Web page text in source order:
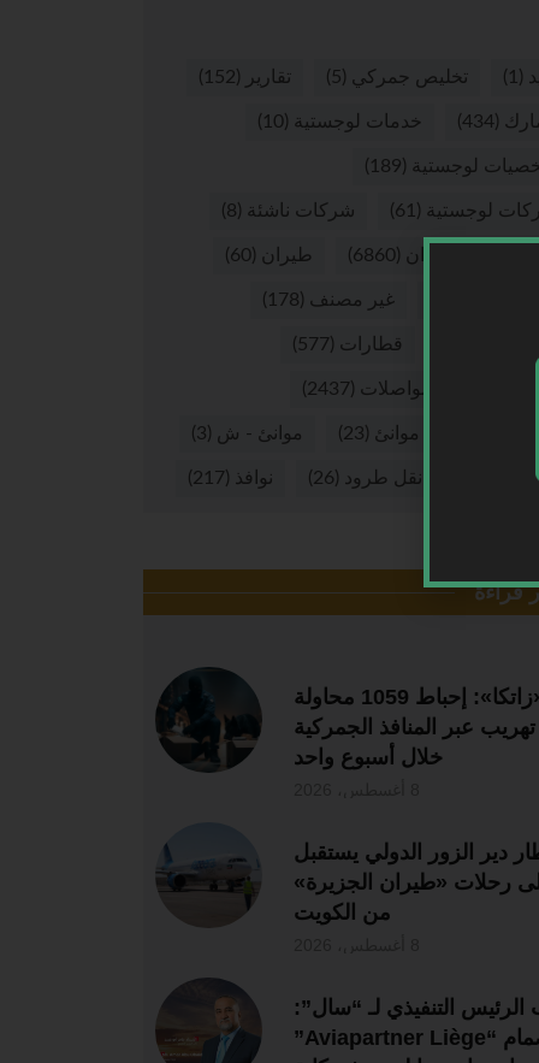
(1) تخليص جمركي (5) تقارير (152)
(434) خدمات لوجستية (10)
لوجستية (189)
لوجستية (61) شركات ناشئة (8)
طيران (6860) طيران (60)
غير مصنف (178)
قطارات (577)
مواصلات (2437)
موانئ (23) موانئ - ش (3)
بري نقل طرود (26) نوافذ (217)
قراءة
«زاتكا»: إحباط 1059 محاولة
تهريب عبر المنافذ الجمركية
خلال أسبوع واحد
دير الزور الدولي يستقبل
رحلات «طيران الجزيرة»
من الكويت
الرئيس التنفيذي لـ “سال”:
انضمام “Aviapartner Liège”